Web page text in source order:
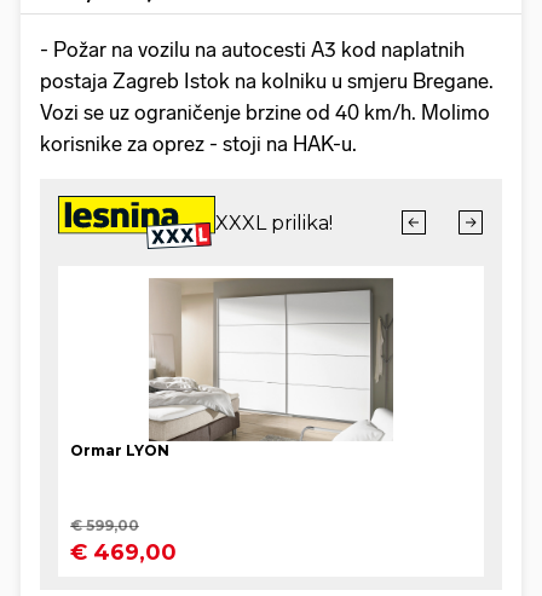
- Požar na vozilu na autocesti A3 kod naplatnih
postaja Zagreb Istok na kolniku u smjeru Bregane.
Vozi se uz ograničenje brzine od 40 km/h. Molimo
korisnike za oprez - stoji na HAK-u.